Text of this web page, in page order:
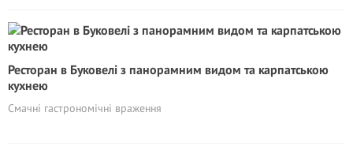
Ресторан в Буковелі з панорамним видом та карпатською
кухнею
Cмачні гастрономічні враження